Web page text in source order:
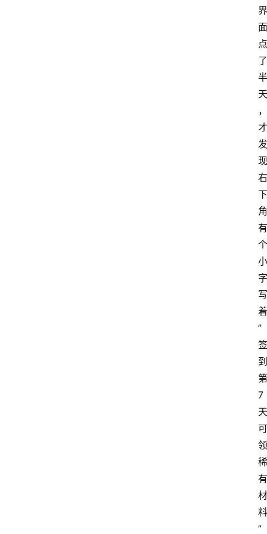
界
面
点
了
半
天
，
才
发
现
右
下
角
有
个
小
字
写
着
”
签
到
第
7
天
可
领
稀
有
材
料
”